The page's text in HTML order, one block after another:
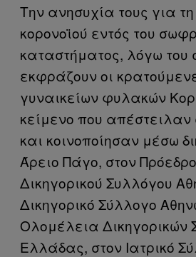
Την ανησυχία τους για
κορονοϊού εντός του
καταστήματος, λόγω του
εκφράζουν οι
γυναικείων φυλακών
κείμενο που απέστειλαν
και κοινοποίησαν μέσω
Άρειο Πάγο, στον
Δικηγορικού Συλλόγου
Δικηγορικό Σύλλογο
Ολομέλεια Δικηγορικών
Ελλάδας, στον Ιατρικό